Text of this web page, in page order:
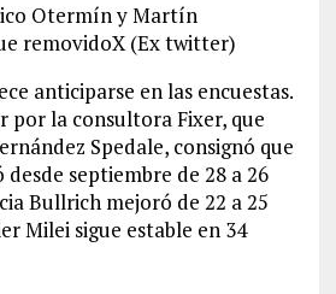
Otermín y Martín
removidoX (Ex twitter)
anticiparse en las encuestas.
por la consultora Fixer, que
Spedale, consignó que
desde septiembre de 28 a 26
Bullrich mejoró de 22 a 25
Milei sigue estable en 34